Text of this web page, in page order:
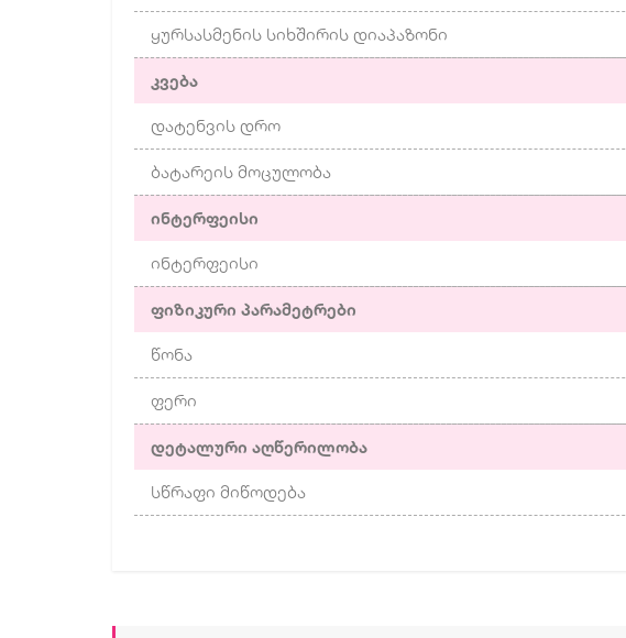
ყურსასმენის სიხშირის დიაპაზონი
კვება
დატენვის დრო
ბატარეის მოცულობა
ინტერფეისი
ინტერფეისი
ფიზიკური პარამეტრები
წონა
ფერი
დეტალური აღწერილობა
სწრაფი მიწოდება